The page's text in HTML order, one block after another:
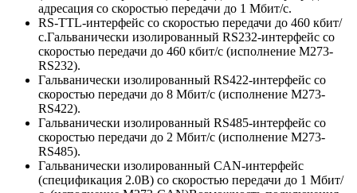
адресация со скоростью передачи до 1 Мбит/с.
RS-TTL-интерфейс со скоростью передачи до 460 кбит/
с.Гальванически изолированный RS232-интерфейс со
скоростью передачи до 460 кбит/с (исполнение M273-
RS232).
Гальванически изолированный RS422-интерфейс со
скоростью передачи до 8 Мбит/с (исполнение M273-
RS422).
Гальванически изолированный RS485-интерфейс со
скоростью передачи до 2 Мбит/с (исполнение M273-
RS485).
Гальванически изолированный CAN-интерфейс
(спецификация 2.0В) со скоростью передачи до 1 Мбит/